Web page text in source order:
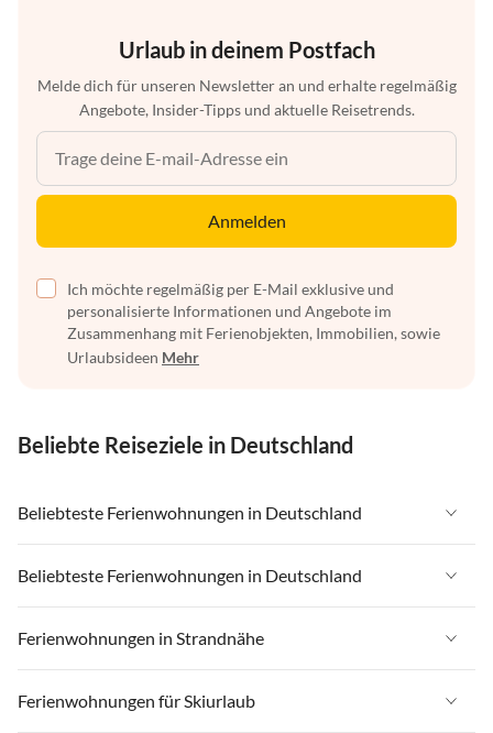
Urlaub in deinem Postfach
Melde dich für unseren Newsletter an und erhalte regelmäßig
Angebote, Insider-Tipps und aktuelle Reisetrends.
Anmelden
Ich möchte regelmäßig per E-Mail exklusive und
personalisierte Informationen und Angebote im
Zusammenhang mit Ferienobjekten, Immobilien, sowie
Urlaubsideen Mehr
Beliebte Reiseziele in Deutschland
Beliebteste Ferienwohnungen in Deutschland
Ferienwohnungen in Deutschland
Ferienwohnungen in Ostsee
Ferienwohnungen in Nordsee
Beliebteste Ferienwohnungen in Deutschland
Ferienwohnungen in Deutschland
Ferienwohnungen in Ostsee
Ferienwohnungen in Nordsee
Ferienwohnungen in Strandnähe
Ferienwohnungen in Strandnähe in Deutschland
Ferienwohnungen für Skiurlaub